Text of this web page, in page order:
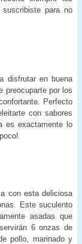
para no
disfrutar en buena
preocuparte por los
Perfecto
con sabores
es exactamente lo
con esta deliciosa
Este suculento
asadas que
6 onzas de
pollo, marinado y